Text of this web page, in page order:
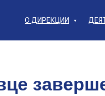
О ДИРЕКЦИИ